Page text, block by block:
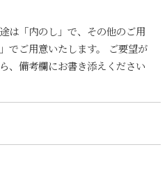
は「内のし」で、その他のご用
でご用意いたします。 ご要望が
、備考欄にお書き添えください